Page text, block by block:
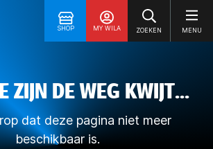
SHOP MY WILA ZOEKEN MENU
ZIJN DE WEG KWIJT...
dat deze pagina niet meer
beschikbaar is.